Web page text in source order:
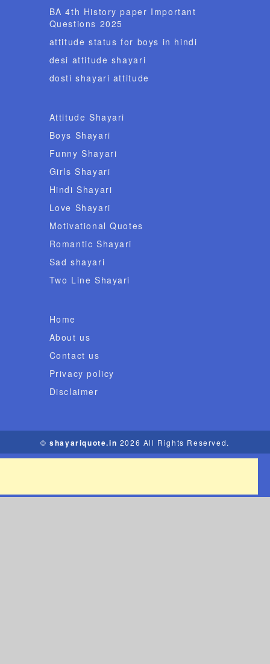
BA 4th History paper Important
Questions 2025
attitude status for boys in hindi
desi attitude shayari
dosti shayari attitude
Attitude Shayari
Boys Shayari
Funny Shayari
Girls Shayari
Hindi Shayari
Love Shayari
Motivational Quotes
Romantic Shayari
Sad shayari
Two Line Shayari
Home
About us
Contact us
Privacy policy
Disclaimer
©shayariquote.in 2026 All Rights Reserved.